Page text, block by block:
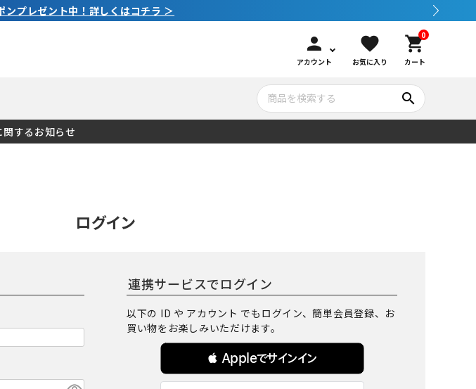
プレゼント中！詳しくはコチラ ＞
person
アカウント
favorite
お気に入り
0
shopping_cart
カート
アウトドア
search
関するお知らせ
ログイン
連携サービスでログイン
以下の ID や アカウント でもログイン、簡単会員登録、お
買い物をお楽しみいただけます。
 Appleでサインイン